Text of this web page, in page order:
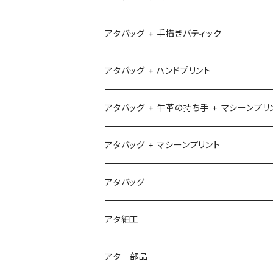
アタバッグ + 手描きバティック
アタバッグ + ハンドプリント
アタバッグ + 牛革の持ち手 + マシーンプリ
アタバッグ + マシーンプリント
1
2
3
アタバッグ
アタ細工
アタ 部品